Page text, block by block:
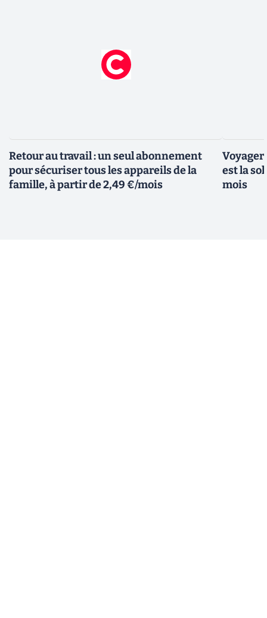
Retour au travail : un seul abonnement
pour sécuriser tous les appareils de la
famille, à partir de 2,49 €/mois
Voyager
est la
mois